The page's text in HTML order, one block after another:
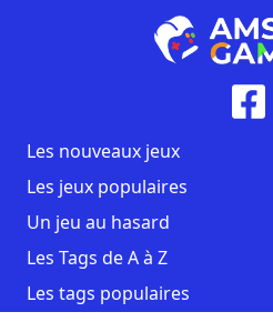
Les nouveaux jeux
Les jeux populaires
Un jeu au hasard
Les Tags de A à Z
Les tags populaires